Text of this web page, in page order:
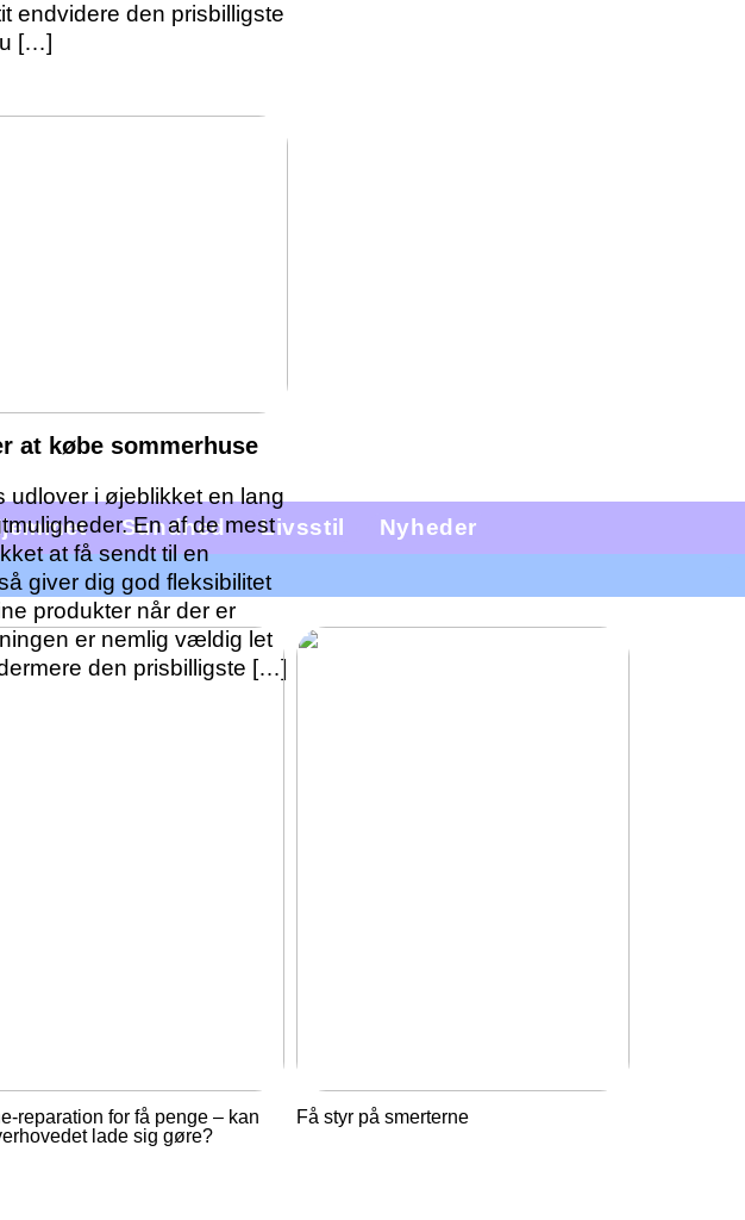
endvidere den prisbilligste
[…]
at købe sommerhuse
udlover i øjeblikket en lang
En af de mest
at få sendt til en
giver dig god fleksibilitet
produkter når der er
er nemlig vældig let
den prisbilligste […]
Sundhed Livsstil Nyheder
reparation for få penge – kan
lade sig gøre?
Få styr på smerterne